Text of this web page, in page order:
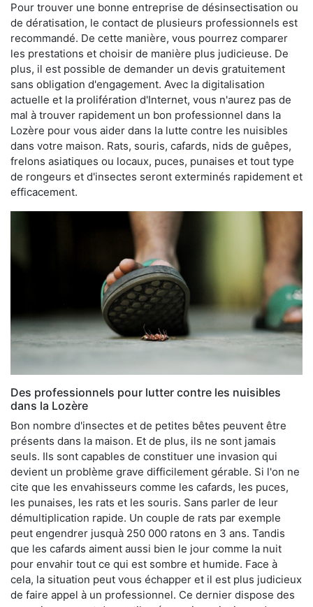
Pour trouver une bonne entreprise de désinsectisation ou
de dératisation, le contact de plusieurs professionnels est
recommandé. De cette manière, vous pourrez comparer
les prestations et choisir de manière plus judicieuse. De
plus, il est possible de demander un devis gratuitement
sans obligation d'engagement. Avec la digitalisation
actuelle et la prolifération d'Internet, vous n'aurez pas de
mal à trouver rapidement un bon professionnel dans la
Lozère pour vous aider dans la lutte contre les nuisibles
dans votre maison. Rats, souris, cafards, nids de guêpes,
frelons asiatiques ou locaux, puces, punaises et tout type
de rongeurs et d'insectes seront exterminés rapidement et
efficacement.
Des professionnels pour lutter contre les nuisibles
dans la Lozère
Bon nombre d'insectes et de petites bêtes peuvent être
présents dans la maison. Et de plus, ils ne sont jamais
seuls. Ils sont capables de constituer une invasion qui
devient un problème grave difficilement gérable. Si l'on ne
cite que les envahisseurs comme les cafards, les puces,
les punaises, les rats et les souris. Sans parler de leur
démultiplication rapide. Un couple de rats par exemple
peut engendrer jusquà 250 000 ratons en 3 ans. Tandis
que les cafards aiment aussi bien le jour comme la nuit
pour envahir tout ce qui est sombre et humide. Face à
cela, la situation peut vous échapper et il est plus judicieux
de faire appel à un professionnel. Ce dernier dispose des